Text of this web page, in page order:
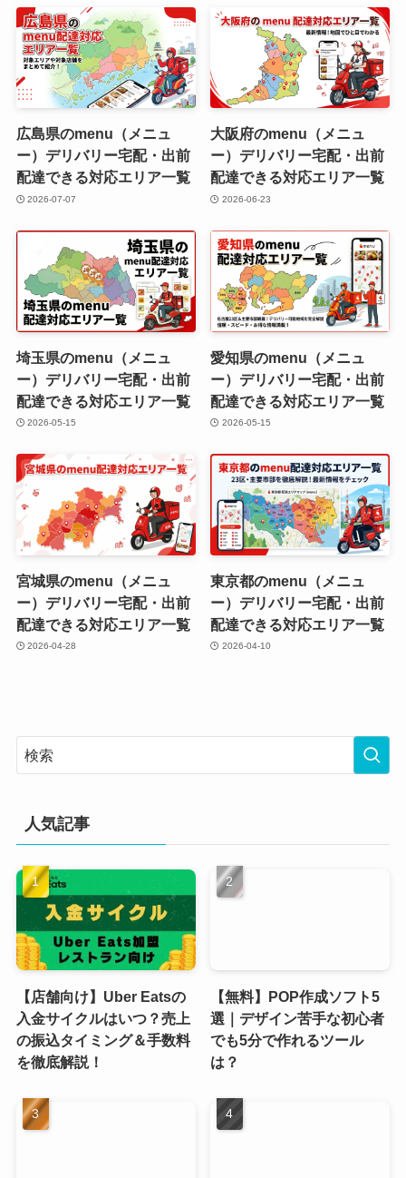
広島県のmenu（メニュ
ー）デリバリー宅配・出前
配達できる対応エリア一覧
2026-07-07
大阪府のmenu（メニュ
ー）デリバリー宅配・出前
配達できる対応エリア一覧
2026-06-23
埼玉県のmenu（メニュ
ー）デリバリー宅配・出前
配達できる対応エリア一覧
2026-05-15
愛知県のmenu（メニュ
ー）デリバリー宅配・出前
配達できる対応エリア一覧
2026-05-15
宮城県のmenu（メニュ
ー）デリバリー宅配・出前
配達できる対応エリア一覧
2026-04-28
東京都のmenu（メニュ
ー）デリバリー宅配・出前
配達できる対応エリア一覧
2026-04-10
人気記事
【店舗向け】Uber Eatsの
入金サイクルはいつ？売上
の振込タイミング＆手数料
を徹底解説！
【無料】POP作成ソフト5
選｜デザイン苦手な初心者
でも5分で作れるツール
は？